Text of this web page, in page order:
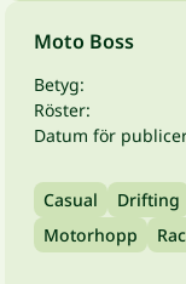
Moto Boss
Betyg:
Röster:
Datum för
Casual Drifting
Motorhopp